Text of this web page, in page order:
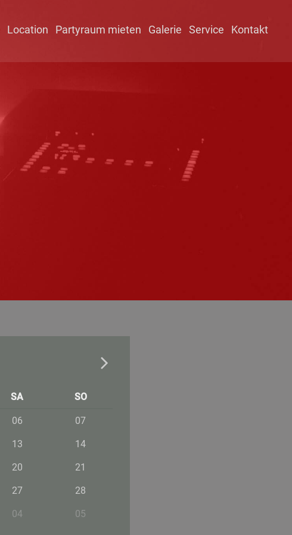
Location Partyraum mieten Galerie Service Kontakt
SA SO
06 07
13 14
20 21
27 28
04 05